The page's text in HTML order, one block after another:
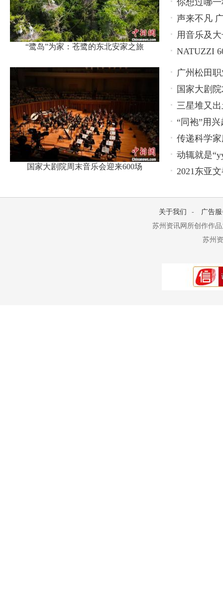
“鹭岛”为家：苍鹭的东北安家之旅
你想过哪
声来不凡
用音乐及
NATUZZI
国家大剧院周末音乐会迎来600场
广州松田
养新模式
国家大剧
三星堆又
“同袍”用
传递科学
动辄就是
2021东亚
关于我们 -
广告
苏州资讯网所创作作
苏州